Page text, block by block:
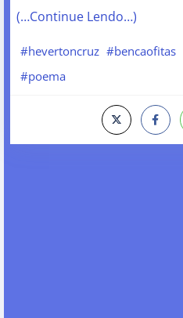
(…Continue Lendo…)
#hevertoncruz #bencaofitas
#poema